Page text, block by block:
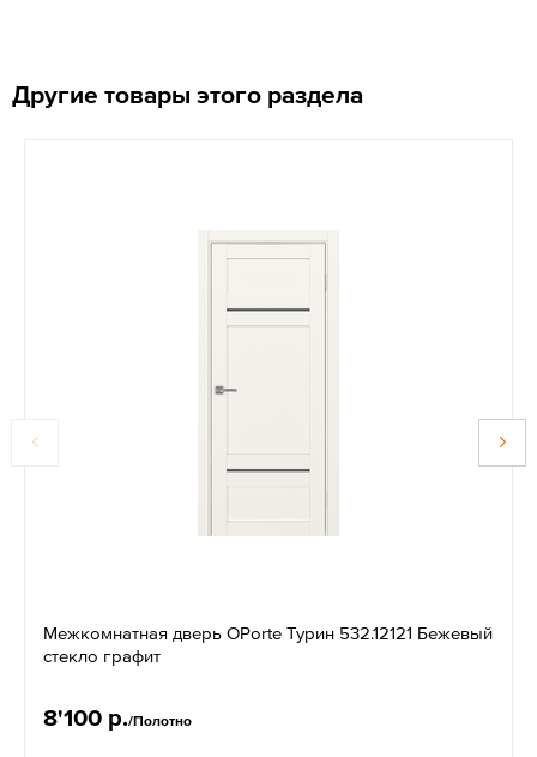
Другие товары этого раздела
Межкомнатная дверь OPorte Турин 532.12121 Бежевый
стекло графит
8'100 р./Полотно